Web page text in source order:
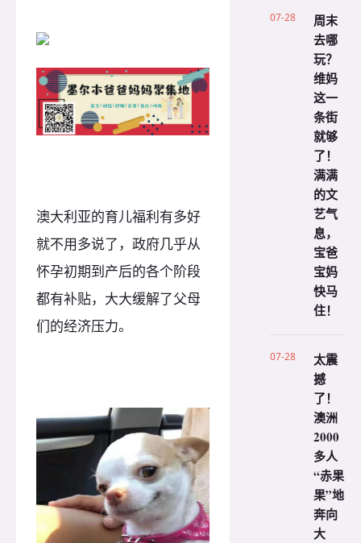
澳大利亚的育儿福利有多好
就不用多说了，政府几乎从
怀孕初期到产后的各个阶段
都有补贴，大大缓解了父母
们的经济压力。
07-28
周末
去哪
玩？
维妈
这一
条街
就够
了！
满满
的文
艺气
息，
宝爸
宝妈
快马
住！
07-28
太震
撼
了！
澳洲
2000
多人
“赤果
果”地
奔向
大